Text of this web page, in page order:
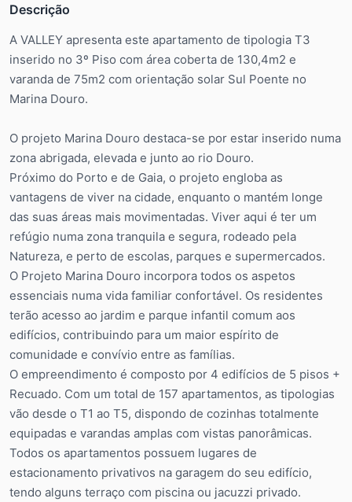
Descrição
A VALLEY apresenta este apartamento de tipologia T3
inserido no 3º Piso com área coberta de 130,4m2 e
varanda de 75m2 com orientação solar Sul Poente no
Marina Douro.
O projeto Marina Douro destaca-se por estar inserido numa
zona abrigada, elevada e junto ao rio Douro.
Próximo do Porto e de Gaia, o projeto engloba as
vantagens de viver na cidade, enquanto o mantém longe
das suas áreas mais movimentadas. Viver aqui é ter um
refúgio numa zona tranquila e segura, rodeado pela
Natureza, e perto de escolas, parques e supermercados.
O Projeto Marina Douro incorpora todos os aspetos
essenciais numa vida familiar confortável. Os residentes
terão acesso ao jardim e parque infantil comum aos
edifícios, contribuindo para um maior espírito de
comunidade e convívio entre as famílias.
O empreendimento é composto por 4 edifícios de 5 pisos +
Recuado. Com um total de 157 apartamentos, as tipologias
vão desde o T1 ao T5, dispondo de cozinhas totalmente
equipadas e varandas amplas com vistas panorâmicas.
Todos os apartamentos possuem lugares de
estacionamento privativos na garagem do seu edifício,
tendo alguns terraço com piscina ou jacuzzi privado.